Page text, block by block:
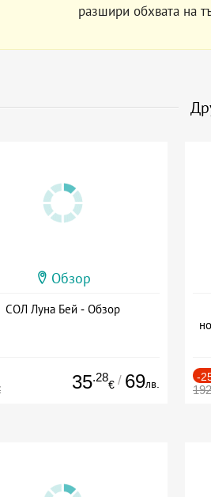
разшири обхвата на
Обзор
СОЛ Луна Бей - Обзор
35.28
€ / 69лв.
-